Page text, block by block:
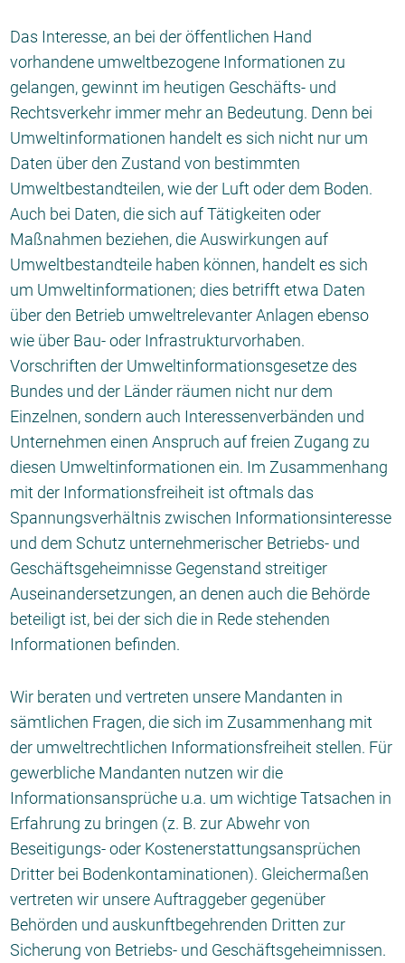
Das Interesse, an bei der öffentlichen Hand
vorhandene umweltbezogene Informationen zu
gelangen, gewinnt im heutigen Geschäfts- und
Rechtsverkehr immer mehr an Bedeutung. Denn bei
Umweltinformationen handelt es sich nicht nur um
Daten über den Zustand von bestimmten
Umweltbestandteilen, wie der Luft oder dem Boden.
Auch bei Daten, die sich auf Tätigkeiten oder
Maßnahmen beziehen, die Auswirkungen auf
Umweltbestandteile haben können, handelt es sich
um Umweltinformationen; dies betrifft etwa Daten
über den Betrieb umweltrelevanter Anlagen ebenso
wie über Bau- oder Infrastrukturvorhaben.
Vorschriften der Umweltinformationsgesetze des
Bundes und der Länder räumen nicht nur dem
Einzelnen, sondern auch Interessenverbänden und
Unternehmen einen Anspruch auf freien Zugang zu
diesen Umweltinformationen ein. Im Zusammenhang
mit der Informationsfreiheit ist oftmals das
Spannungsverhältnis zwischen Informationsinteresse
und dem Schutz unternehmerischer Betriebs- und
Geschäftsgeheimnisse Gegenstand streitiger
Auseinandersetzungen, an denen auch die Behörde
beteiligt ist, bei der sich die in Rede stehenden
Informationen befinden.
Wir beraten und vertreten unsere Mandanten in
sämtlichen Fragen, die sich im Zusammenhang mit
der umweltrechtlichen Informationsfreiheit stellen. Für
gewerbliche Mandanten nutzen wir die
Informationsansprüche u.a. um wichtige Tatsachen in
Erfahrung zu bringen (z. B. zur Abwehr von
Beseitigungs- oder Kostenerstattungsansprüchen
Dritter bei Bodenkontaminationen). Gleichermaßen
vertreten wir unsere Auftraggeber gegenüber
Behörden und auskunftbegehrenden Dritten zur
Sicherung von Betriebs- und Geschäftsgeheimnissen.